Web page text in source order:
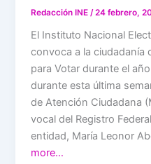
Redacción INE /24 febrero,
El Instituto Nacional
convoca a la ciudadanía
para Votar durante el
durante esta última
de Atención Ciudadana
vocal del Registro
entidad, María Leonor
more…